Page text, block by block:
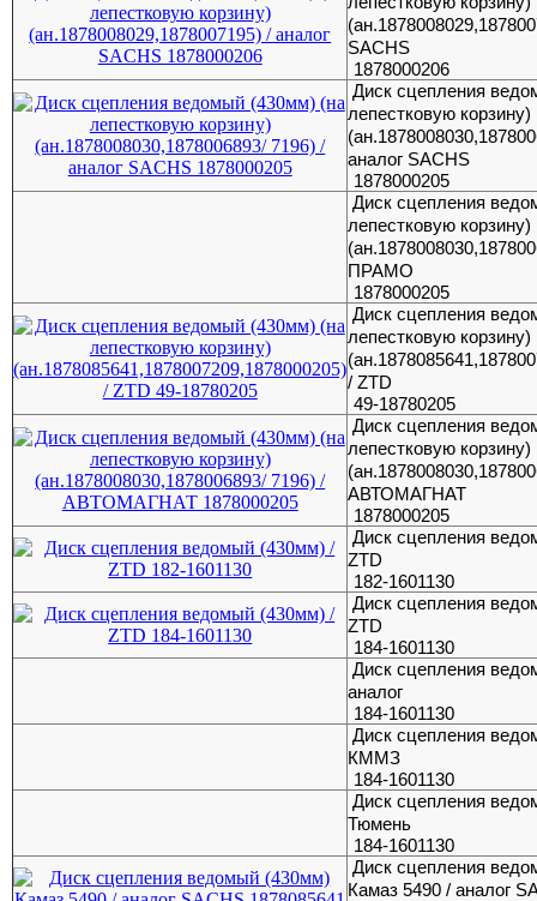
SACHS
1878000206
Диск сцепления
лепестковую корзину)
аналог SACHS
1878000205
Диск сцепления
лепестковую корзину)
ПРАМО
1878000205
Диск сцепления
лепестковую корзину)
/ ZTD
49-18780205
Диск сцепления
лепестковую корзину)
АВТОМАГНАТ
1878000205
Диск сцепления
ZTD
182-1601130
Диск сцепления
ZTD
184-1601130
Диск сцепления
аналог
184-1601130
Диск сцепления
КММЗ
184-1601130
Диск сцепления
Тюмень
184-1601130
Диск сцепления
Камаз 5490 / аналог